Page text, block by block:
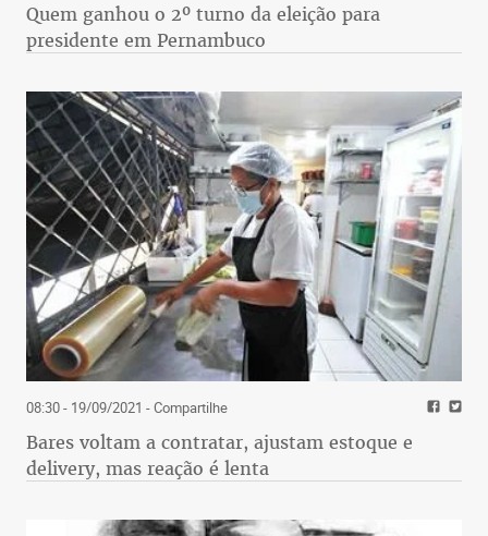
Quem ganhou o 2º turno da eleição para
presidente em Pernambuco
08:30 - 19/09/2021 - Compartilhe
Bares voltam a contratar, ajustam estoque e
delivery, mas reação é lenta